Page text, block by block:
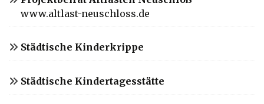
www.altlast-neuschloss.de
Städtische Kinderkrippe
Städtische Kindertagesstätte